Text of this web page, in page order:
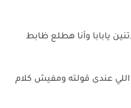
يابابا وأنا هطلع ظابط
عندى قولته ومفيش كلام